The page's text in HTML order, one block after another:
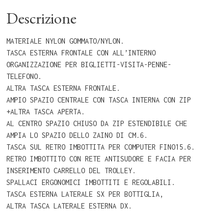
Descrizione
MATERIALE NYLON GOMMATO/NYLON.
TASCA ESTERNA FRONTALE CON ALL’INTERNO
ORGANIZZAZIONE PER BIGLIETTI-VISITA-PENNE-
TELEFONO.
ALTRA TASCA ESTERNA FRONTALE.
AMPIO SPAZIO CENTRALE CON TASCA INTERNA CON ZIP
+ALTRA TASCA APERTA.
AL CENTRO SPAZIO CHIUSO DA ZIP ESTENDIBILE CHE
AMPIA LO SPAZIO DELLO ZAINO DI CM.6.
TASCA SUL RETRO IMBOTTITA PER COMPUTER FINO15.6.
RETRO IMBOTTITO CON RETE ANTISUDORE E FACIA PER
INSERIMENTO CARRELLO DEL TROLLEY.
SPALLACI ERGONOMICI IMBOTTITI E REGOLABILI.
TASCA ESTERNA LATERALE SX PER BOTTIGLIA,
ALTRA TASCA LATERALE ESTERNA DX.